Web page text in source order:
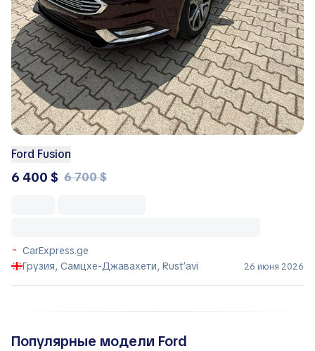
Ford Fusion
6 400 $ 6 700 $
CarExpress.ge
Грузия, Самцхе-Джавахети, Rust’avi
26 июня 2026
Популярные модели Ford